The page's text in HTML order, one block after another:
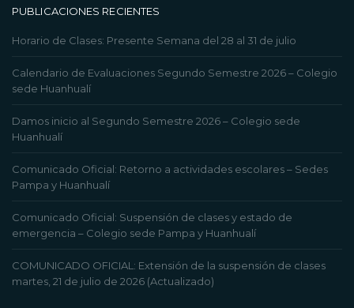
PUBLICACIONES RECIENTES
Horario de Clases: Presente Semana del 28 al 31 de julio
Calendario de Evaluaciones Segundo Semestre 2026 – Colegio
sede Huanhualí
Damos inicio al Segundo Semestre 2026 – Colegio sede
Huanhualí
Comunicado Oficial: Retorno a actividades escolares – Sedes
Pampa y Huanhualí
Comunicado Oficial: Suspensión de clases y estado de
emergencia – Colegio sede Pampa y Huanhualí
COMUNICADO OFICIAL: Extensión de la suspensión de clases
martes, 21 de julio de 2026 (Actualizado)